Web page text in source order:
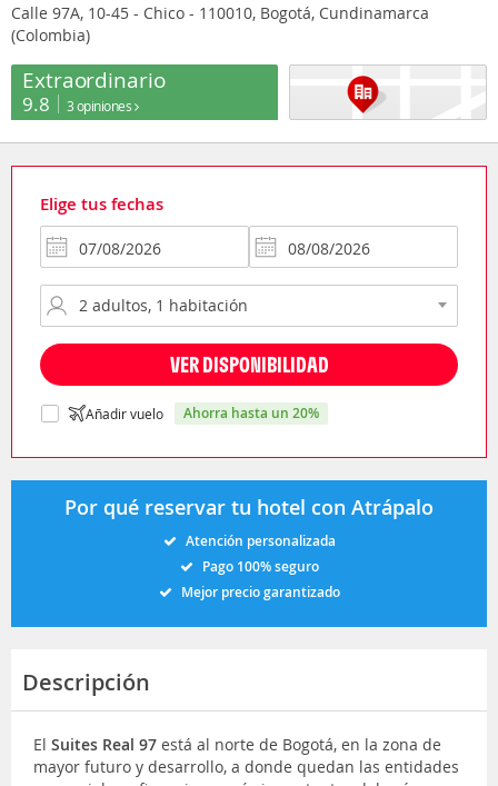
Calle 97A, 10-45 - Chico - 110010, Bogotá, Cundinamarca
(Colombia)
Extraordinario
9.8 3 opiniones
Elige tus fechas
VER DISPONIBILIDAD
Añadir vuelo ahorra hasta un 20%
Por qué reservar tu hotel con Atrápalo
Atención personalizada
Pago 100% seguro
Mejor precio garantizado
Descripción
El Suites Real 97 está al norte de Bogotá, en la zona de
mayor futuro y desarrollo, a donde quedan las entidades